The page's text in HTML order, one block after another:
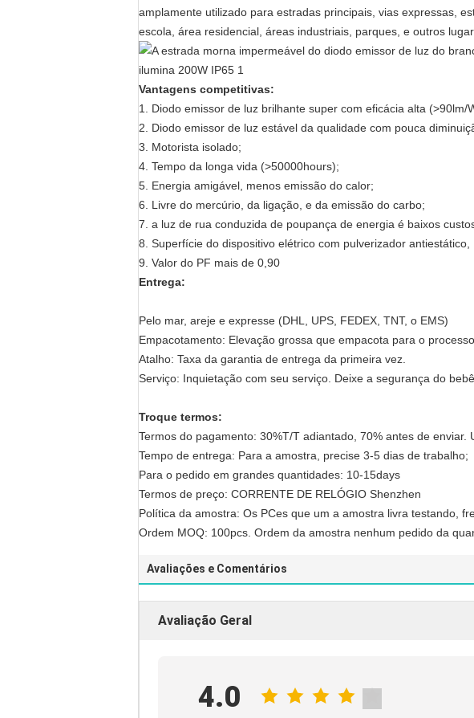
amplamente utilizado para estradas principais, vias expressas,
escola, área residencial, áreas industriais, parques, e outros
Vantagens competitivas:
1. Diodo emissor de luz brilhante super com eficácia alta (>90lm/
2. Diodo emissor de luz estável da qualidade com pouca
3. Motorista isolado;
4. Tempo da longa vida (>50000hours);
5. Energia amigável, menos emissão do calor;
6. Livre do mercúrio, da ligação, e da emissão do carbo;
7. a luz de rua conduzida de poupança de energia é baixos
8. Superfície do dispositivo elétrico com pulverizador
9. Valor do PF mais de 0,90
Entrega:
Pelo mar, areje e expresse (DHL, UPS, FEDEX, TNT, o EMS)
Empacotamento: Elevação grossa que empacota para o
Atalho: Taxa da garantia de entrega da primeira vez.
Serviço: Inquietação com seu serviço. Deixe a segurança do
Troque termos:
Termos do pagamento: 30%T/T adiantado, 70% antes de enviar.
Tempo de entrega: Para a amostra, precise 3-5 dias de trabalho;
Para o pedido em grandes quantidades: 10-15days
Termos de preço: CORRENTE DE RELÓGIO Shenzhen
Política da amostra: Os PCes que um a amostra livra testando,
Ordem MOQ: 100pcs. Ordem da amostra nenhum pedido da
Avaliações e Comentários
Avaliação Geral
4.0